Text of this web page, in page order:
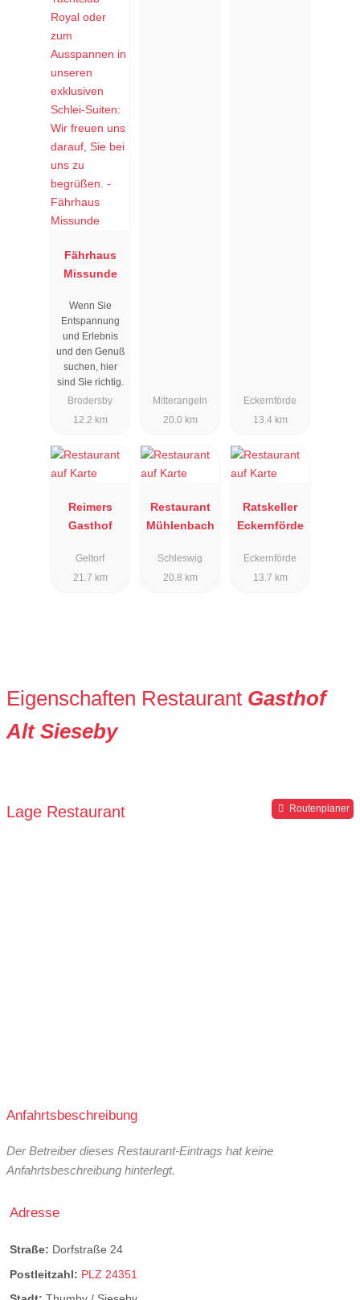
Fährhaus
Missunde
Wenn Sie
Entspannung
und Erlebnis
und den Genuß
suchen, hier
sind Sie richtig.
Brodersby
12.2 km
Mitterangeln
20.0 km
Eckernförde
13.4 km
Reimers
Gasthof
Geltorf
21.7 km
Restaurant
Mühlenbach
Schleswig
20.8 km
Ratskeller
Eckernförde
Eckernförde
13.7 km
Eigenschaften Restaurant Gasthof
Alt Sieseby
Lage Restaurant Routenplaner
Anfahrtsbeschreibung
Der Betreiber dieses Restaurant-Eintrags hat keine
Anfahrtsbeschreibung hinterlegt.
Adresse
Straße: Dorfstraße 24
Postleitzahl: PLZ 24351